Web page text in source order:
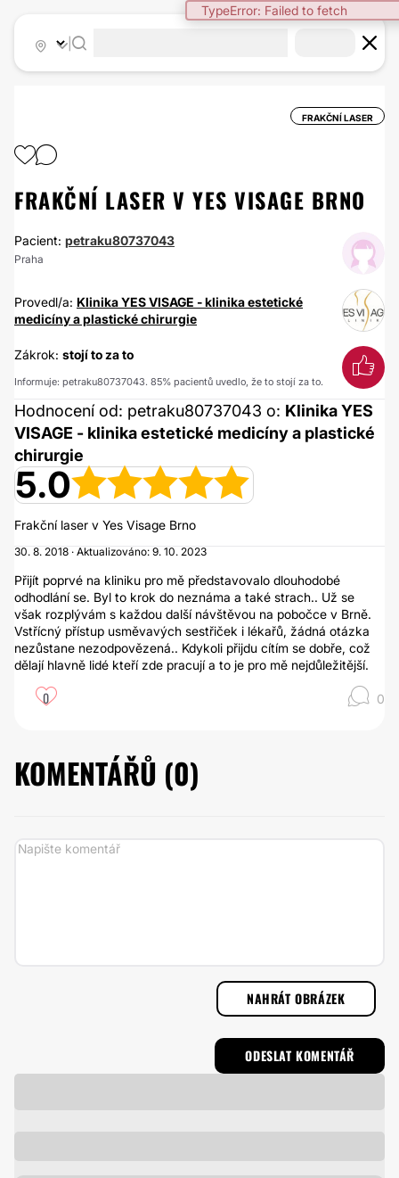
TypeError: Failed to fetch
FRAKČNÍ LASER
FRAKČNÍ LASER V YES VISAGE BRNO
Pacient: petraku80737043
Praha
Provedl/a: Klinika YES VISAGE - klinika estetické
medicíny a plastické chirurgie
Zákrok: stojí to za to
Informuje: petraku80737043. 85% pacientů uvedlo, že to stojí za to.
Hodnocení od: petraku80737043 o: Klinika YES
VISAGE - klinika estetické medicíny a plastické
chirurgie
5.0
Frakční laser v Yes Visage Brno
30. 8. 2018 · Aktualizováno: 9. 10. 2023
Přijít poprvé na kliniku pro mě představovalo dlouhodobé
odhodlání se. Byl to krok do neznáma a také strach.. Už se
však rozplývám s každou další návštěvou na pobočce v Brně.
Vstřícný přístup usměvavých sestřiček i lékařů, žádná otázka
nezůstane nezodpovězená.. Kdykoli přijdu cítím se dobře, což
dělají hlavně lidé kteří zde pracují a to je pro mě nejdůležitější.
0 0
KOMENTÁŘŮ (0)
NAHRÁT OBRÁZEK